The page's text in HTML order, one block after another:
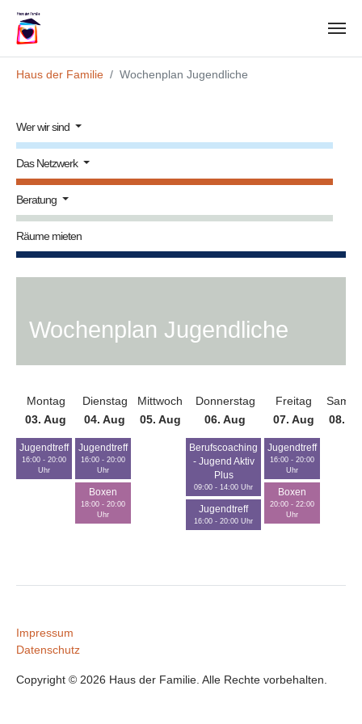
Haus der Familie
Wochenplan Jugendliche
Wer wir sind
Das Netzwerk
Beratung
Räume mieten
Wochenplan Jugendliche
Montag
03. Aug
Jugendtreff
16:00 - 20:00
Uhr
Dienstag
04. Aug
Jugendtreff
16:00 - 20:00
Uhr
Boxen
18:00 - 20:00
Uhr
Mittwoch
05. Aug
Donnerstag
06. Aug
Berufscoaching
- Jugend Aktiv
Plus
09:00 - 14:00 Uhr
Jugendtreff
16:00 - 20:00 Uhr
Freitag
07. Aug
Jugendtreff
16:00 - 20:00
Uhr
Boxen
20:00 - 22:00
Uhr
08.
Impressum
Datenschutz
Copyright © 2026 Haus der Familie. Alle Rechte vorbehalten.